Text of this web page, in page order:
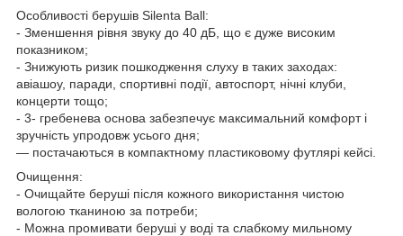
Особливості берушів Silenta Ball:
- Зменшення рівня звуку до 40 дБ, що є дуже високим
показником;
- Знижують ризик пошкодження слуху в таких заходах:
авіашоу, паради, спортивні події, автоспорт, нічні клуби,
концерти тощо;
- 3- гребенева основа забезпечує максимальний комфорт і
зручність упродовж усього дня;
— постачаються в компактному пластиковому футлярі кейсі.
Очищення:
- Очищайте беруші після кожного використання чистою
вологою тканиною за потреби;
- Можна промивати беруші у воді та слабкому мильному